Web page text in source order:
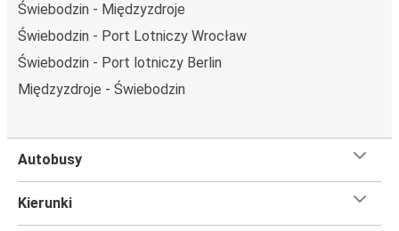
Świebodzin - Międzyzdroje
Świebodzin - Port Lotniczy Wrocław
Świebodzin - Port lotniczy Berlin
Międzyzdroje - Świebodzin
Autobusy
Kierunki